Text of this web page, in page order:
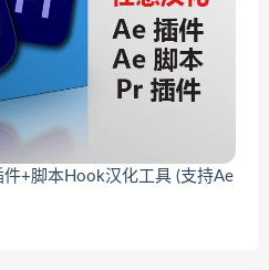
件+脚本Hook汉化工具 (支持Ae